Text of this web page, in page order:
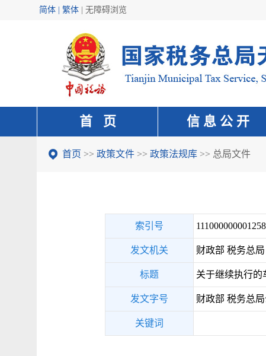
简体 | 繁体 无障碍浏览
首 页 信 息 公 开
首页 >> 政策文件 >> 政策法规库 >> 总局文件
索引号
发文机关 财政部 税务总局
标题 关于继续执行的
发文字号 财政部 税务总
关键词